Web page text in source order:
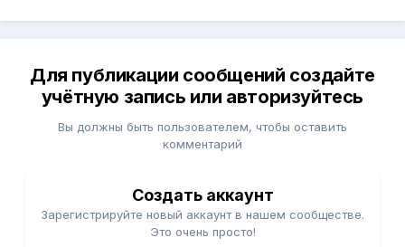
Для публикации сообщений создайте
учётную запись или авторизуйтесь
Вы должны быть пользователем, чтобы оставить
комментарий
Создать аккаунт
Зарегистрируйте новый аккаунт в нашем сообществе.
Это очень просто!